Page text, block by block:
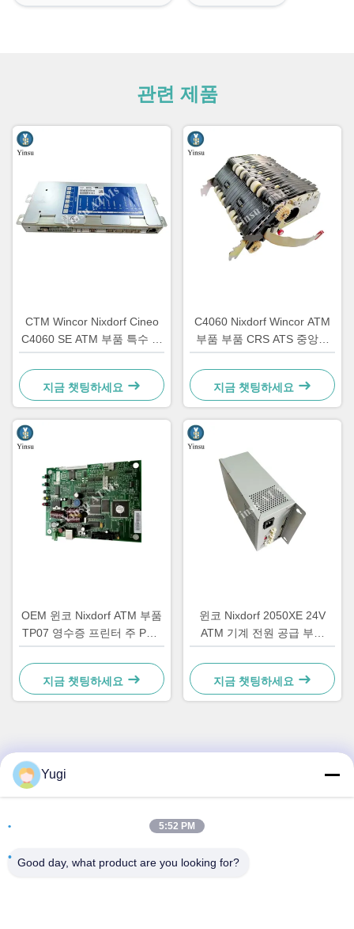
관련 제품
CTM Wincor Nixdorf Cineo
C4060 SE ATM 부품 특수 전
자 1750147868
지금 챗팅하세요
C4060 Nixdorf Wincor ATM
부품 부품 CRS ATS 중앙화
단위 AU 모듈 1750134478
지금 챗팅하세요
OEM 윈코 Nixdorf ATM 부품
TP07 영수증 프린터 주 PCB
컨트롤러 보드 01750063547
지금 챗팅하세요
윈코 Nixdorf 2050XE 24V
ATM 기계 전원 공급 부품
01750069162 1750069162
지금 챗팅하세요
빠른 연락
방 502, 빌딩 5, 퀴데 부동산 공원, 2-1번지, 싱예 동로,
중국
Yugi
5:52 PM
Good day, what product are you looking for?